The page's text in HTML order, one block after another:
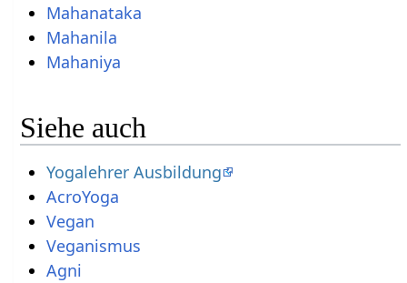
Mahanataka
Mahanila
Mahaniya
Siehe auch
Yogalehrer Ausbildung
AcroYoga
Vegan
Veganismus
Agni